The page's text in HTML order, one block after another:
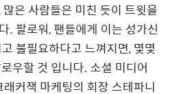
은 사람들은 미친 듯이 트윗을
. 팔로워, 팬들에게 이는 성가신
불필요하다고 느껴지면, 몇몇
우할 것 입니다. 소셜 미디어
커잭 마케팅의 회장 스테파니